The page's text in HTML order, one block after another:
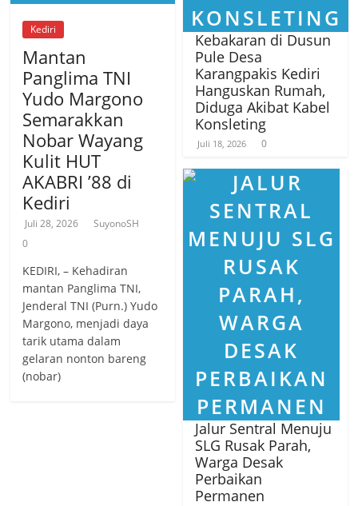
Kediri
Mantan
Panglima TNI
Yudo Margono
Semarakkan
Nobar Wayang
Kulit HUT
AKABRI ’88 di
Kediri
Juli 28, 2026
SuyonoSH
0
KEDIRI, – Kehadiran
mantan Panglima TNI,
Jenderal TNI (Purn.) Yudo
Margono, menjadi daya
tarik utama dalam
gelaran nonton bareng
(nobar)
Kebakaran di Dusun
Pule Desa
Karangpakis Kediri
Hanguskan Rumah,
Diduga Akibat Kabel
Konsleting
Juli 18, 2026 0
Jalur Sentral Menuju
SLG Rusak Parah,
Warga Desak
Perbaikan
Permanen